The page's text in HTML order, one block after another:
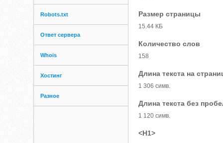
Robots.txt
Ответ сервера
Whois
Хостинг
Разное
Размер страницы
15.44 КБ
Количество слов
158
Длина текста на
1 306 симв.
Длина текста без
1 120 симв.
<H1>